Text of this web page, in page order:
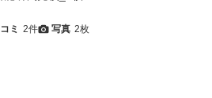
ミ 2件 写真 2枚